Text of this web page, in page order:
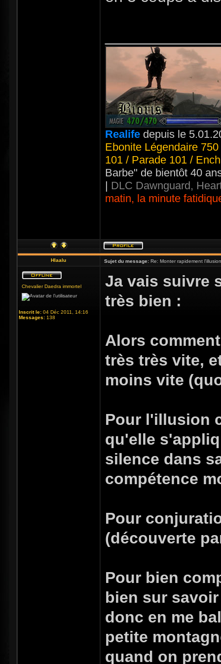
Realife depuis le
Ebonite Légendaire
101 / Parade 101 /
Barbe" de bientôt 40
| DLC Dawnguard,
matin, la minute
Hlaalu Sujet du message: Re: Monter rapidement
Chevalier Daedra immortel
Inscrit le: 04 Déc 2011, 14:16
Messages: 138
Ja vais suivre
très bien :
Alors
très très vite,
moins vite
Pour l'illusion
qu'elle
silence dans
compétence
Pour
(découverte
Pour bien
bien sur
donc en me
petite
quand on